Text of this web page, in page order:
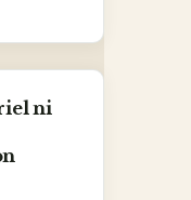
ni